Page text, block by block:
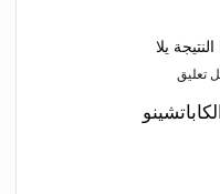
يلا
تعليق